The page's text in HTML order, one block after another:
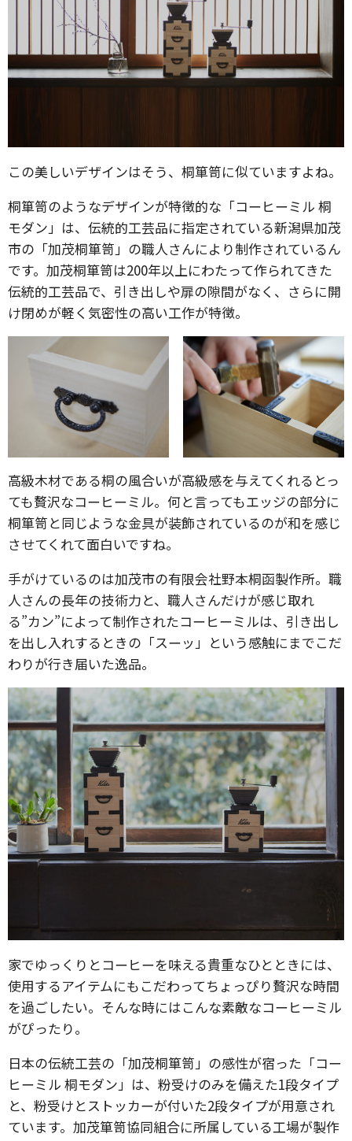
この美しいデザインはそう、桐箪笥に似ていますよね。
桐箪笥のようなデザインが特徴的な「コーヒーミル 桐
モダン」は、伝統的工芸品に指定されている新潟県加茂
市の「加茂桐箪笥」の職人さんにより制作されているん
です。加茂桐箪笥は200年以上にわたって作られてきた
伝統的工芸品で、引き出しや扉の隙間がなく、さらに開
け閉めが軽く気密性の高い工作が特徴。
高級木材である桐の風合いが高級感を与えてくれるとっ
ても贅沢なコーヒーミル。何と言ってもエッジの部分に
桐箪笥と同じような金具が装飾されているのが和を感じ
させてくれて面白いですね。
手がけているのは加茂市の有限会社野本桐函製作所。職
人さんの長年の技術力と、職人さんだけが感じ取れ
る”カン”によって制作されたコーヒーミルは、引き出し
を出し入れするときの「スーッ」という感触にまでこだ
わりが行き届いた逸品。
家でゆっくりとコーヒーを味える貴重なひとときには、
使用するアイテムにもこだわってちょっぴり贅沢な時間
を過ごしたい。そんな時にはこんな素敵なコーヒーミル
がぴったり。
日本の伝統工芸の「加茂桐箪笥」の感性が宿った「コー
ヒーミル 桐モダン」は、粉受けのみを備えた1段タイプ
と、粉受けとストッカーが付いた2段タイプが用意され
ています。加茂箪笥協同組合に所属している工場が製作